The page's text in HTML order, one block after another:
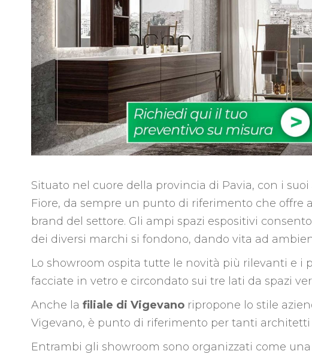
Situato nel cuore della provincia di Pavia, con i
Fiore, da sempre un punto di riferimento che
brand del settore. Gli ampi spazi espositivi
dei diversi marchi si fondono, dando vita ad
Lo showroom ospita tutte le novità più rilevanti e
facciate in vetro e circondato sui tre lati da spazi
Anche la filiale di Vigevano ripropone lo stile
Vigevano, è punto di riferimento per tanti architetti
Entrambi gli showroom sono organizzati come